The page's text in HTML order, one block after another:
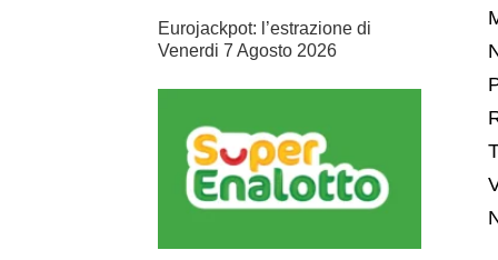
Eurojackpot: l’estrazione di
Venerdi 7 Agosto 2026